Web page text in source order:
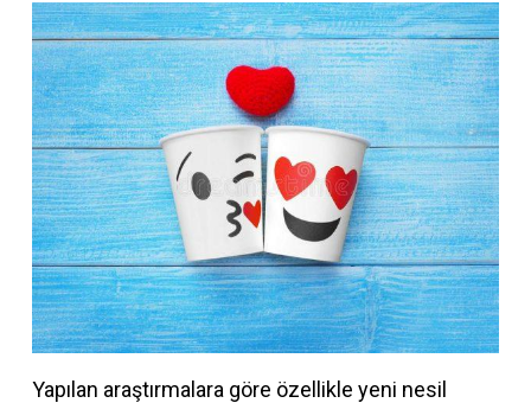
Yapılan araştırmalara göre özellikle yeni nesil